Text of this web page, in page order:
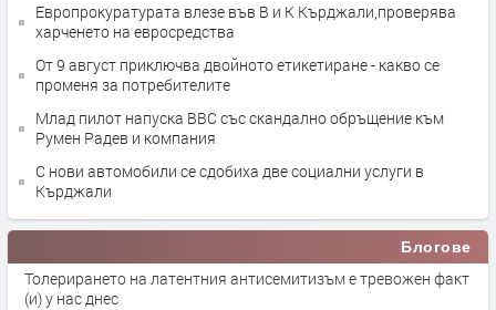
Европрокуратурата влезе във В и К Кърджали,проверява
харченето на евросредства
От 9 август приключва двойното етикетиране - какво се
променя за потребителите
Млад пилот напуска ВВС със скандално обръщение към
Румен Радев и компания
С нови автомобили се сдобиха две социални услуги в
Кърджали
Блогове
Толерирането на латентния антисемитизъм е тревожен факт
(и) у нас днес